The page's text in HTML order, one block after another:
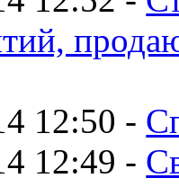
12:50 -
12:49 -